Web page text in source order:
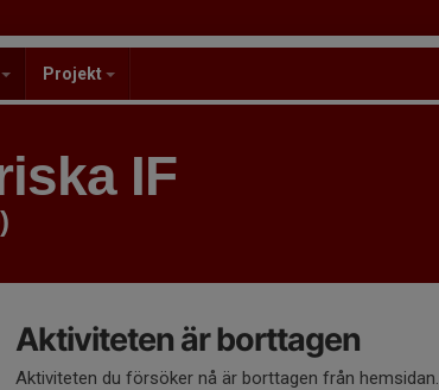
Projekt
IF
Aktiviteten är borttagen
Aktiviteten du försöker nå är borttagen från hemsidan.